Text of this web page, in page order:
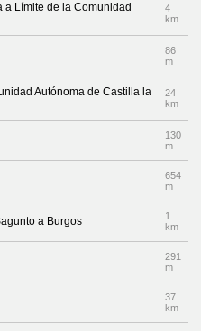
a Límite de la Comunidad
4
km
86
m
Autónoma de Castilla la
24
km
130
m
654
m
a Burgos
1
km
291
m
37
km